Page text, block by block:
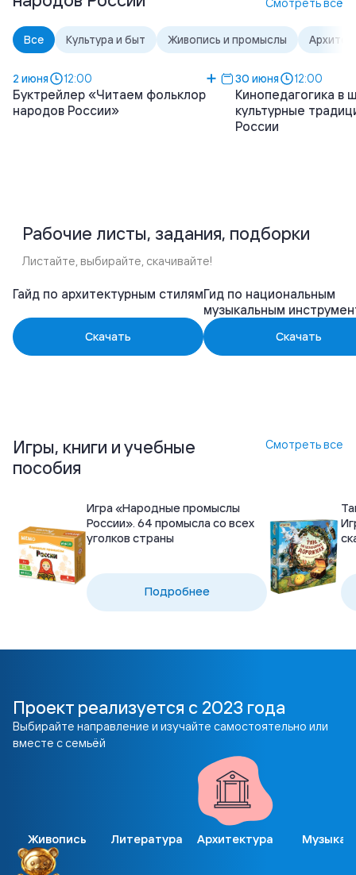
Все Культура и быт Живопись и промыслы
2 июня 12:00
Буктрейлер «Читаем фольклор
народов России»
30 июня 12:00
Кинопедагогика в
культурные
России
Рабочие листы, задания, подборки
Листайте, выбирайте, скачивайте!
Гайд по архитектурным стилям
Скачать
Гид по национальным
музыкальным
Скачать
Игры, книги и учебные
пособия
Смотреть все
Игра «Народные промыслы
России». 64 промысла со всех
уголков страны
Подробнее
Проект реализуется с 2023 года
Выбирайте направление и изучайте самостоятельно или
вместе с семьёй
Живопись Литература Архитектура Музыка